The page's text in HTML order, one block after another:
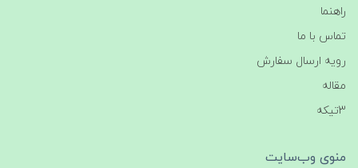
راهنما
تماس با ما
رویه ارسال سفارش
مقاله
3تیکه
منوی وب‌سایت